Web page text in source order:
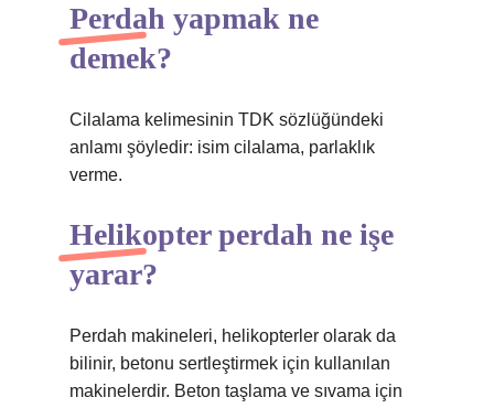
Perdah yapmak ne
demek?
Cilalama kelimesinin TDK sözlüğündeki
anlamı şöyledir: isim cilalama, parlaklık
verme.
Helikopter perdah ne işe
yarar?
Perdah makineleri, helikopterler olarak da
bilinir, betonu sertleştirmek için kullanılan
makinelerdir. Beton taşlama ve sıvama için